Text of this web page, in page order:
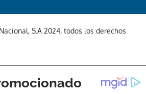
S.A 2024, todos los derechos